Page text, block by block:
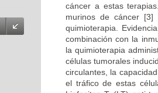
cáncer a estas
murinos de cáncer
quimioterapia.
combinación con la
la quimioterapia
células tumorales
circulantes, la
el tráfico de estas